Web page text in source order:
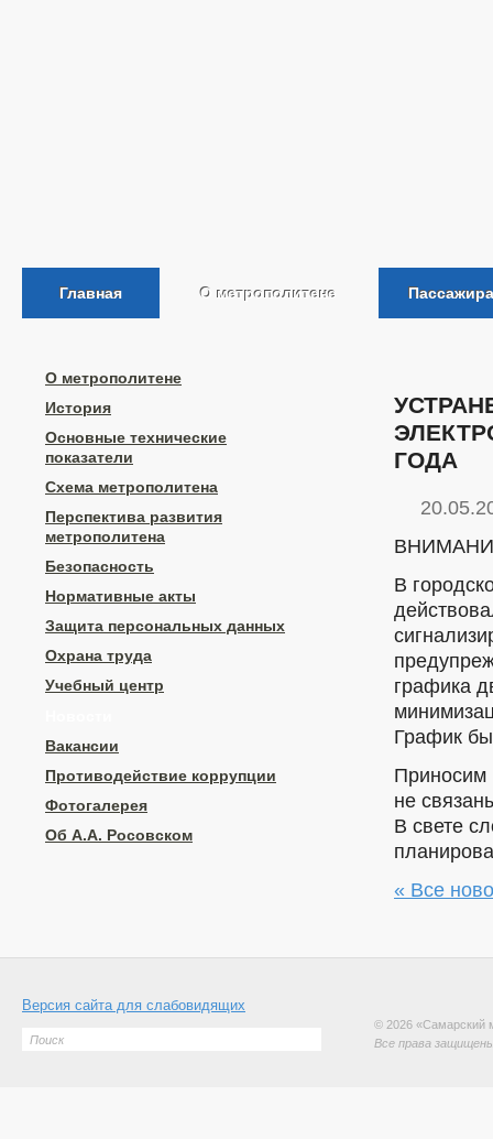
Главная О метрополитене
О метрополитене
История
Основные технические
показатели
Схема метрополитена
Перспектива развития
метрополитена
Безопасность
Нормативные акты
Защита персональных данных
Охрана труда
Учебный центр
Вакансии
Противодействие коррупции
Фотогалерея
Об А.А. Росовском
ГОДА
В
графика
График
Приносим
не
В свете
« Все
Версия сайта для слабовидящих
© 2026 «Самарский
Все права